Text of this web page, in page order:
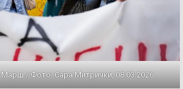
/ Фото: Сара Митрички, 08.03.2026